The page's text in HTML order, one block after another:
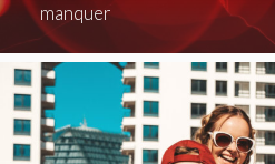
manquer